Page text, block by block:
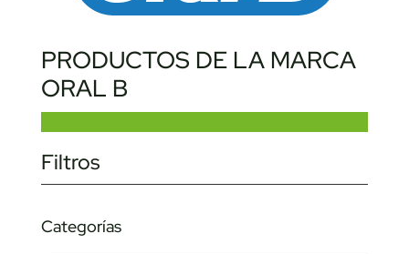
PRODUCTOS DE LA MARCA
ORAL B
Filtros
Categorías